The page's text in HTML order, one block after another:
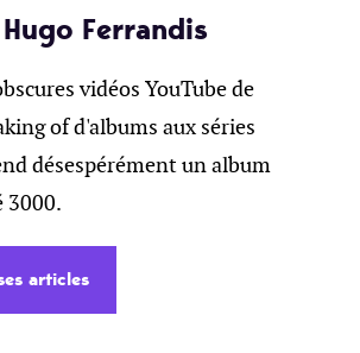
Hugo Ferrandis
vidéos YouTube de
of d'albums aux séries
désespérément un album
3000.
articles